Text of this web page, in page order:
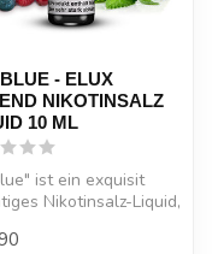
- ELUX
NIKOTINSALZ
10 ML
ist ein exquisit
Nikotinsalz-Liquid,